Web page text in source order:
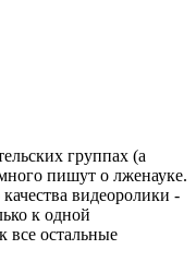
группах (а
пишут о лженауке.
видеоролики -
к одной
все остальные